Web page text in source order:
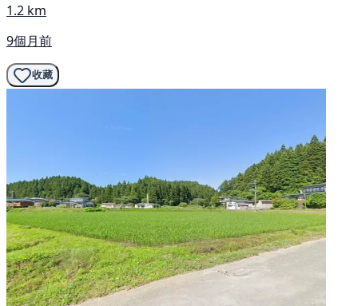
1.2 km
9個月前
收藏